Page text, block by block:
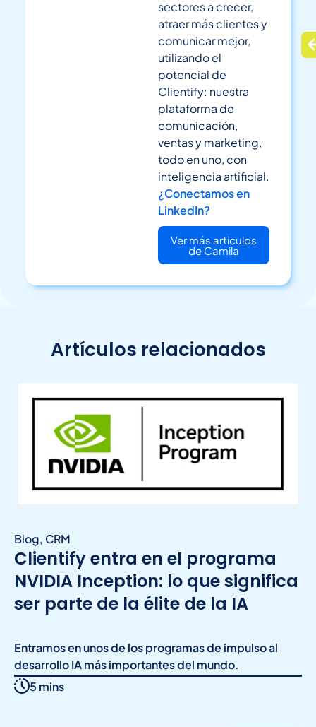
sectores a crecer,
atraer más clientes y
comunicar mejor,
utilizando el
potencial de
Clientify: nuestra
plataforma de
comunicación,
ventas y marketing,
todo en uno, con
inteligencia artificial.
¿Conectamos en
LinkedIn?
Ver más articulos
de Camila
Artículos relacionados
Blog, CRM
Clientify entra en el programa
NVIDIA Inception: lo que significa
ser parte de la élite de la IA
Entramos en unos de los programas de impulso al
desarrollo IA más importantes del mundo.
5 mins